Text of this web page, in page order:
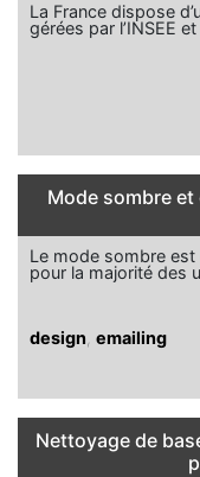
La France dispose
gérées par l’INSEE
Mode sombre
Le mode sombre
pour la majorité des
design emailing
Nettoyage de